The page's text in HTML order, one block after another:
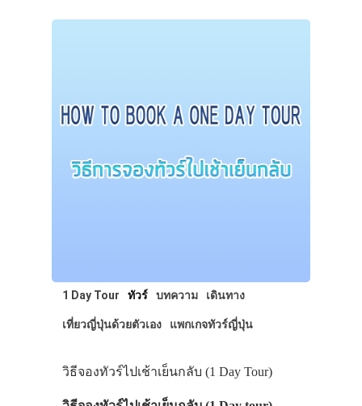
1 Day Tour ทัวร์ บทความ เดินทาง
เที่ยวญี่ปุ่นด้วยตัวเอง แพกเกจทัวร์ญี่ปุ่น
วิธีจองทัวร์ไปเช้าเย็นกลับ (1 Day Tour)